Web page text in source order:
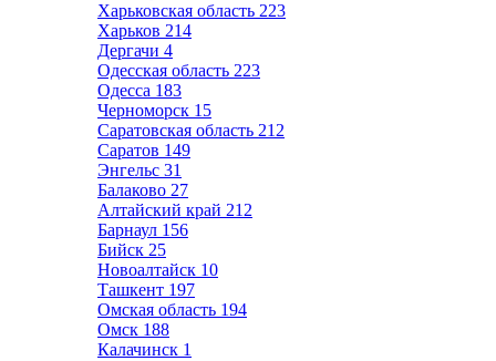
Харьковская область 223
Харьков 214
Дергачи 4
Одесская область 223
Одесса 183
Черноморск 15
Саратовская область 212
Саратов 149
Энгельс 31
Балаково 27
Алтайский край 212
Барнаул 156
Бийск 25
Новоалтайск 10
Ташкент 197
Омская область 194
Омск 188
Калачинск 1